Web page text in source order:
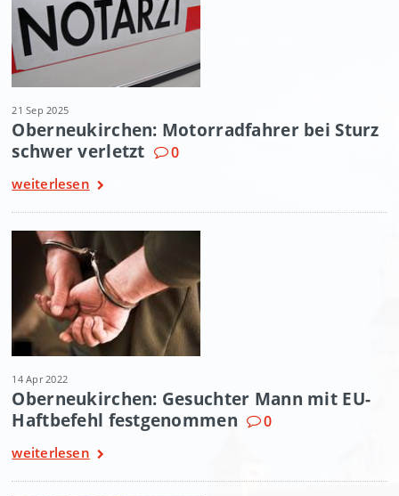
21 Sep 2025
Oberneukirchen: Motorradfahrer bei Sturz
schwer verletzt
0
weiterlesen
14 Apr 2022
Oberneukirchen: Gesuchter Mann mit EU-
Haftbefehl festgenommen
0
weiterlesen